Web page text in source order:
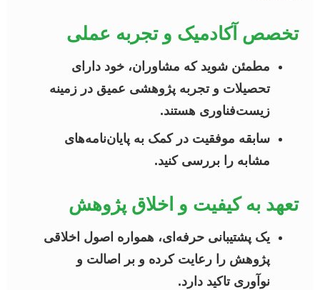
تخصص آکادمیک و تجربه عملی
مطمئن شوید که مشاوران، خود دارای
تحصیلات و تجربه پژوهشی عمیق در زمینه
زیست‌فناوری هستند.
سابقه موفقیت در کمک به پایان‌نامه‌های
مشابه را بررسی کنید.
تعهد به کیفیت و اخلاق پژوهش
یک پشتیبانی حرفه‌ای، همواره اصول اخلاقی
پژوهش را رعایت کرده و بر اصالت و
نوآوری تاکید دارد.